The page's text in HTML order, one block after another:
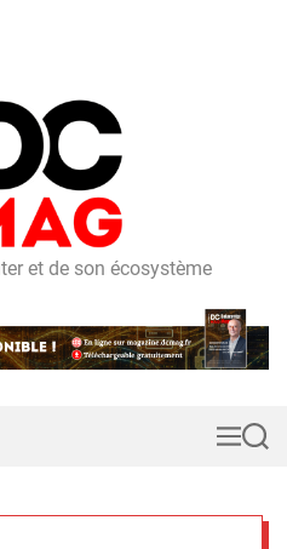
et de son écosystème
MS